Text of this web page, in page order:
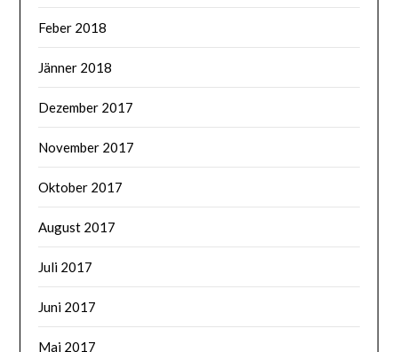
Feber 2018
Jänner 2018
Dezember 2017
November 2017
Oktober 2017
August 2017
Juli 2017
Juni 2017
Mai 2017